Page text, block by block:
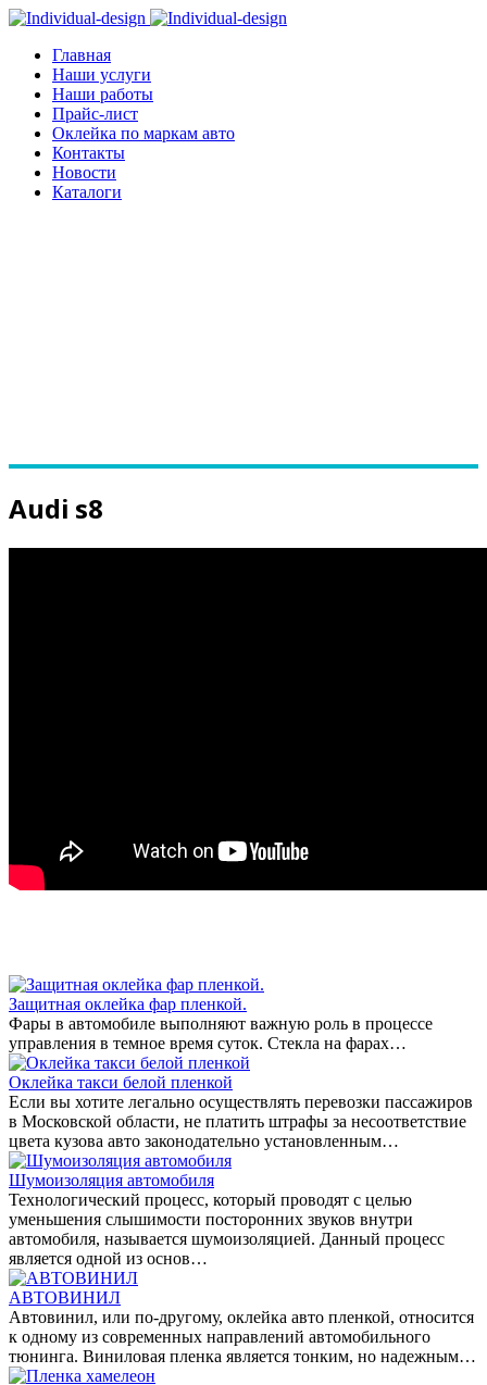
Главная
Наши услуги
Наши работы
Прайс-лист
Оклейка по маркам авто
Контакты
Новости
Каталоги
Audi s8
Защитная оклейка фар пленкой.
Фары в автомобиле выполняют важную роль в процессе
управления в темное время суток. Стекла на фарах…
Оклейка такси белой пленкой
Если вы хотите легально осуществлять перевозки пассажиров
в Московской области, не платить штрафы за несоответствие
цвета кузова авто законодательно установленным…
Шумоизоляция автомобиля
Технологический процесс, который проводят с целью
уменьшения слышимости посторонних звуков внутри
автомобиля, называется шумоизоляцией. Данный процесс
является одной из основ…
АВТОВИНИЛ
Автовинил, или по-другому, оклейка авто пленкой, относится
к одному из современных направлений автомобильного
тюнинга. Виниловая пленка является тонким, но надежным…